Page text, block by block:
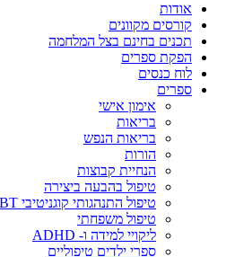
אודות
קורסים מקוונים
תכנים בחינם בצל המלחמה
הפקת ספרים
לוח כנסים
ספרים
אימון אישי
בריאות
בריאות הנפש
הורות
הנחיית קבוצות
טיפול בהבעה ביצירה
טיפול התנהגותי קוגניטיבי CBT
טיפול משפחתי
ליקויי למידה ו- ADHD
ספרי ילדים טיפוליים